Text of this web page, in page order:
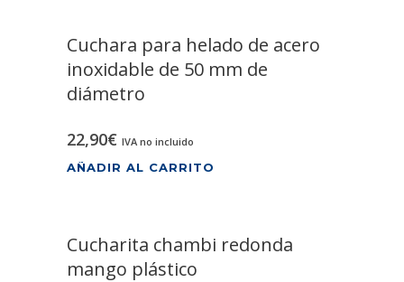
Cuchara para helado de acero
inoxidable de 50 mm de
diámetro
22,90€ IVA no incluido
AÑADIR AL CARRITO
Cucharita chambi redonda
mango plástico